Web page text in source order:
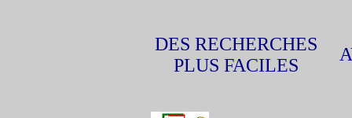
DES RECHERCHES
PLUS FACILES